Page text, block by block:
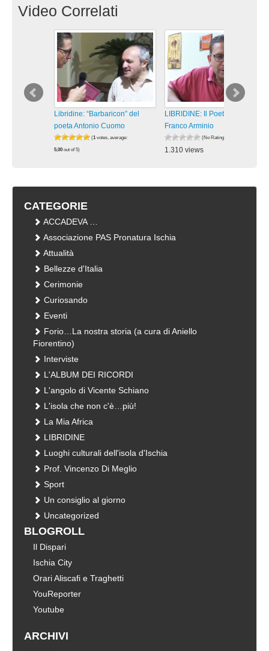
Video Correlati
Libridine: “Barbaricon” del
poeta Antonio Cuomo
(1 votes, average:
5,00 out of 5)
LIBRIDINE: Il Poeta e Scrittore
Franco Arminio
(No Ratings Yet)
1.310 views
CATEGORIE
ACCADEVA …
Associazione PAS Pronatura Ischia
Attualità
Bellezze d'Italia
Cerimonie
Curiosando
Eventi
Forio…La nostra storia (a cura di Aniello
Fiorentino)
Interviste
L'ALBUM DEI RICORDI
L'angolo di Vicente Schiano
L'isola che non c'è…più!
La Mia Africa
LIBRIDINE
Luoghi culturali dell'isola d'Ischia
Prof. Vincenzo Di Meglio
Sport
Un consiglio al giorno
Uncategorized
BLOGROLL
Il Dispari
Ischia City
Orari Aliscafi e Traghetti
YouReporter
Youtube
ARCHIVI